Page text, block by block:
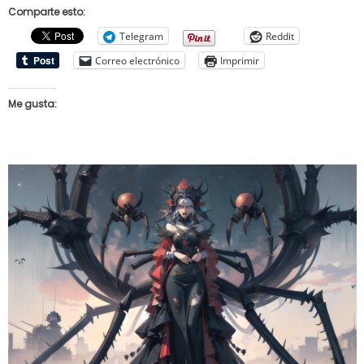
Comparte esto:
Telegram
Reddit
Correo electrónico
Imprimir
Me gusta: